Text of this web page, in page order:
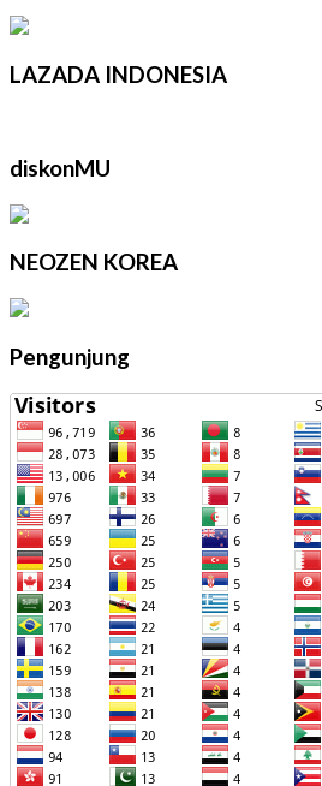
LAZADA INDONESIA
diskonMU
NEOZEN KOREA
Pengunjung